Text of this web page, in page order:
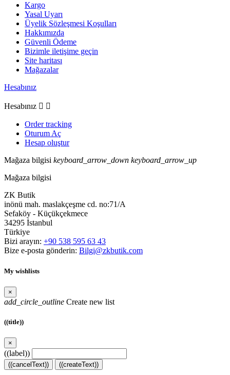
Kargo
Yasal Uyarı
Üyelik Sözleşmesi Koşulları
Hakkımızda
Güvenli Ödeme
Bizimle iletişime geçin
Site haritası
Mağazalar
Hesabınız
Hesabınız  
Order tracking
Oturum Aç
Hesap oluştur
Mağaza bilgisi keyboard_arrow_down keyboard_arrow_up
Mağaza bilgisi
ZK Butik
inönü mah. maslakçeşme cd. no:71/A
Sefaköy - Küçükçekmece
34295 İstanbul
Türkiye
Bizi arayın: +90 538 595 63 43
Bize e-posta gönderin: Bilgi@zkbutik.com
My wishlists
×
add_circle_outline Create new list
((title))
×
((label))
((cancelText)) ((createText))